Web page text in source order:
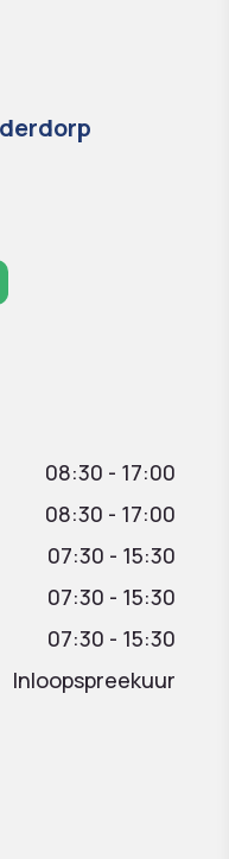
08:30 - 17:00
08:30 - 17:00
07:30 - 15:30
07:30 - 15:30
07:30 - 15:30
Inloopspreekuur